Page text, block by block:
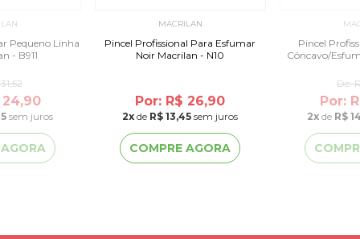
Pequeno Linha
- B911
24,90
sem juros
MACRILAN
Pincel Profissional Para Esfumar
Noir Macrilan - N10
Por: R$ 26,90
2x de R$ 13,45 sem juros
COMPRE AGORA
Pincel
Côncavo/
De:
Por:
2xde R$